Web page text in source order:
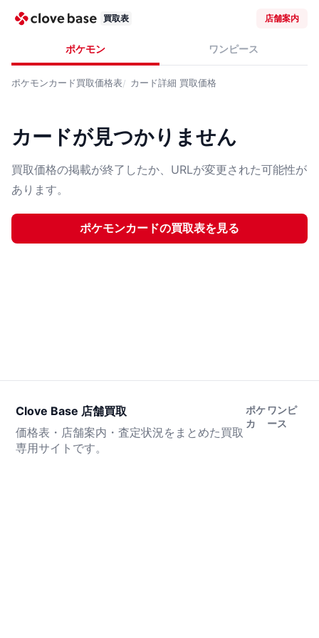
買取表 店舗案内
ポケモン ワンピース
ポケモンカード買取価格表 カード詳細 買取価格
カードが見つかりません
買取価格の掲載が終了したか、URLが変更された可能性が
あります。
ポケモンカードの買取表を見る
Clove Base 店舗買取
価格表・店舗案内・査定状況をまとめた買取
専用サイトです。
ポケ
カ
ワンピ
ース